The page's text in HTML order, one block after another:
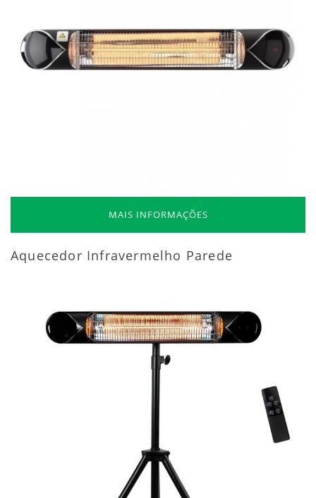
MAIS INFORMAÇÕES
Aquecedor Infravermelho Parede